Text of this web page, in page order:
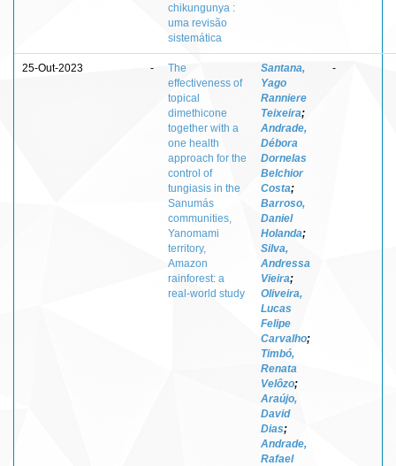
chikungunya :
uma revisão
sistemática
25-Out-2023 -
The
effectiveness of
topical
dimethicone
together with a
one health
approach for the
control of
tungiasis in the
Sanumás
communities,
Yanomami
territory,
Amazon
rainforest: a
real-world study
Santana,
Yago
Ranniere
Teixeira;
Andrade,
Débora
Dornelas
Belchior
Costa;
Barroso,
Daniel
Holanda;
Silva,
Andressa
Vieira;
Oliveira,
Lucas
Felipe
Carvalho;
Timbó,
Renata
Velôzo;
Araújo,
David
Dias;
Andrade,
Rafael
-